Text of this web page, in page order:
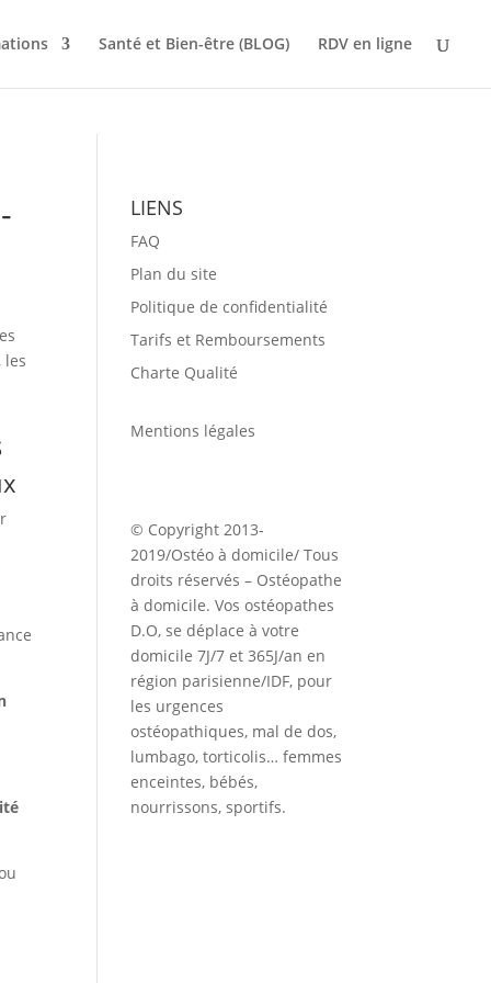
Santé et Bien-être (BLOG) RDV en ligne
LIENS
FAQ
Plan du site
Politique de confidentialité
Tarifs et Remboursements
Charte Qualité
Mentions légales
© Copyright 2013-
2019/Ostéo à domicile/ Tous
droits réservés – Ostéopathe
à domicile. Vos ostéopathes
D.O, se déplace à votre
domicile 7J/7 et 365J/an en
région parisienne/IDF, pour
les urgences
ostéopathiques, mal de dos,
lumbago, torticolis… femmes
enceintes, bébés,
nourrissons, sportifs.